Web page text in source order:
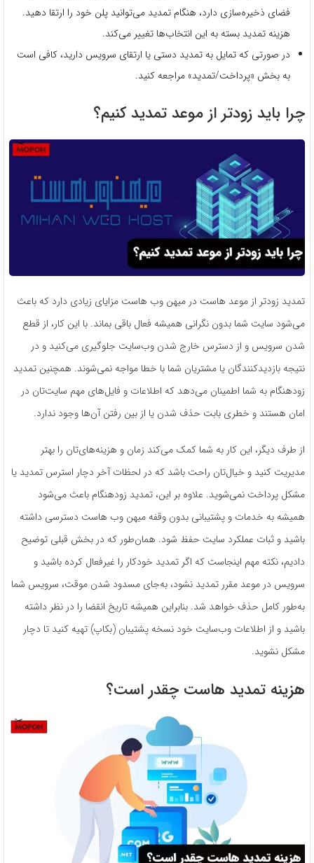
فضای ذخیره‌سازی دارد، هنگام تمدید می‌توانید پلن خود را ارتقا دهید.
هزینه تمدید بسته به این انتخاب‌ها تغییر می‌کند.
در صورتی که تمایل به تمدید دستی یا ارتقای سرویس دارید، کافی است
به بخش «پرداخت/تمدید» مراجعه کنید.
چرا باید زودتر از موعد تمدید کنیم؟
تمدید زودتر از موعد هاست در میهن وب هاست مزایای زیادی دارد که باعث
می‌شود سایت شما بدون نگرانی همیشه فعال باقی بماند. با این کار، از قطع
شدن سرویس و از دسترس خارج شدن وب‌سایت جلوگیری می‌کنید و در
نتیجه بازدیدکنندگان یا مشتریان شما با خطا مواجه نمی‌شوند. همچنین تمدید
زودهنگام به شما اطمینان می‌دهد که اطلاعات و فایل‌های مهم سایت‌تان در
امان هستند و خطری بابت حذف شدن یا از بین رفتن آن‌ها وجود ندارد.
از طرف دیگر، این کار به شما کمک می‌کند زمان و هزینه‌های‌تان را بهتر
مدیریت کنید و خیال‌تان راحت باشد که در لحظات آخر دچار استرس تمدید یا
مشکل پرداخت نمی‌شوید. علاوه بر این، تمدید زودهنگام باعث می‌شود
همیشه به خدمات و پشتیبانی بدون وقفه میهن وب هاست دسترسی داشته
باشید و ثبات عملکرد سایت حفظ شود. همان‌طور که در بخش قبلی توضیح
دادیم، نکته مهم اینجاست که اگر تمدید خودکار را غیرفعال کرده باشید و
سرویس در موعد مقرر تمدید نشود، به‌جای مسدود شدن موقت، سرویس شما
به‌طور کامل حذف خواهد شد. بنابراین همیشه تاریخ انقضا را در نظر داشته
باشید و از اطلاعات وب‌سایت خود نسخه پشتیبان (بکاپ) تهیه کنید تا دچار
مشکل نشوید.
هزینه تمدید هاست چقدر است؟